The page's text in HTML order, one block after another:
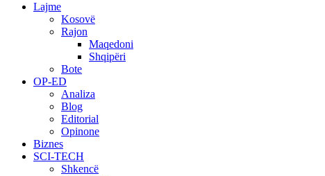
Lajme
Kosovë
Rajon
Maqedoni
Shqipëri
Bote
OP-ED
Analiza
Blog
Editorial
Opinone
Biznes
SCI-TECH
Shkencë